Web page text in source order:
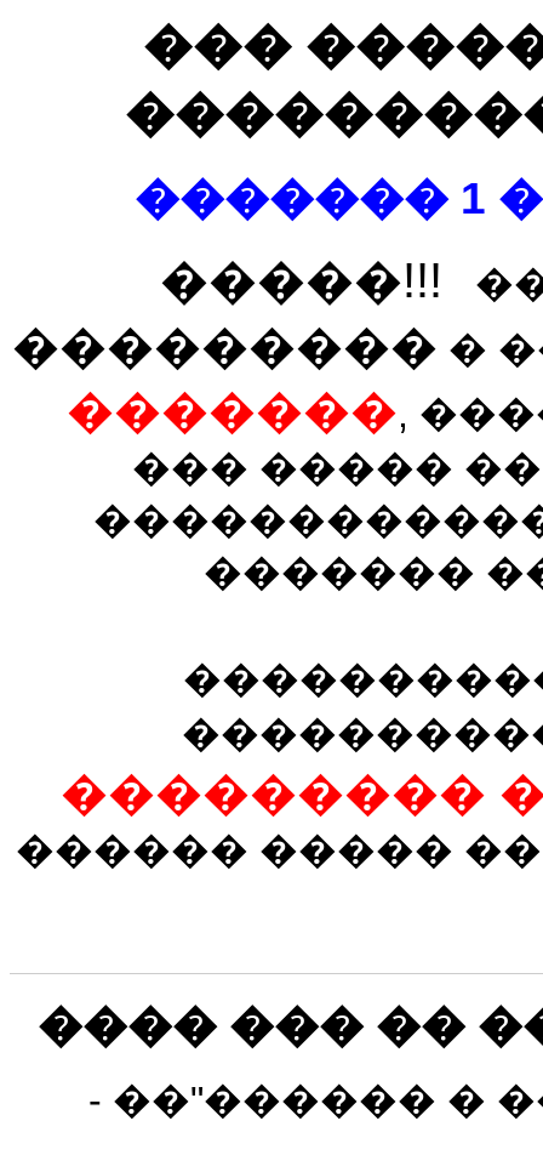
���
������� 1
�����!!!
��������� �
�������,
��� �����
�������
���������
������ �����
���� ��� ��
- ��"������ �